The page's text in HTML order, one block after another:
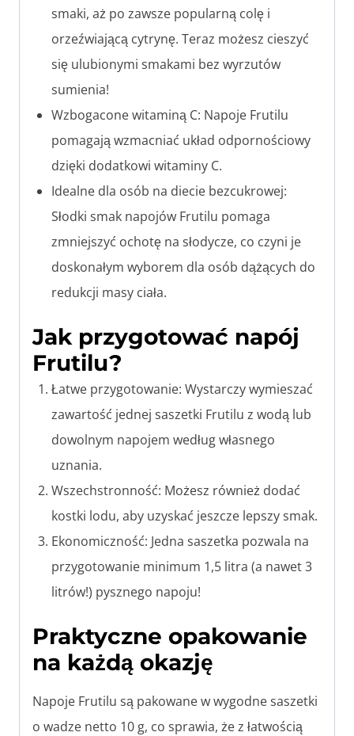
smaki, aż po zawsze popularną colę i
orzeźwiającą cytrynę. Teraz możesz cieszyć
się ulubionymi smakami bez wyrzutów
sumienia!
Wzbogacone witaminą C: Napoje Frutilu
pomagają wzmacniać układ odpornościowy
dzięki dodatkowi witaminy C.
Idealne dla osób na diecie bezcukrowej:
Słodki smak napojów Frutilu pomaga
zmniejszyć ochotę na słodycze, co czyni je
doskonałym wyborem dla osób dążących do
redukcji masy ciała.
Jak przygotować napój
Frutilu?
Łatwe przygotowanie: Wystarczy wymieszać
zawartość jednej saszetki Frutilu z wodą lub
dowolnym napojem według własnego
uznania.
Wszechstronność: Możesz również dodać
kostki lodu, aby uzyskać jeszcze lepszy smak.
Ekonomiczność: Jedna saszetka pozwala na
przygotowanie minimum 1,5 litra (a nawet 3
litrów!) pysznego napoju!
Praktyczne opakowanie
na każdą okazję
Napoje Frutilu są pakowane w wygodne saszetki
o wadze netto 10 g, co sprawia, że z łatwością